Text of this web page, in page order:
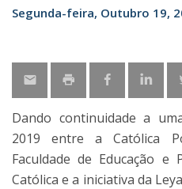
Segunda-feira, Outubro 19,
Dando continuidade a
2019 entre a Católica
Faculdade de Educação e
Católica e a iniciativa da